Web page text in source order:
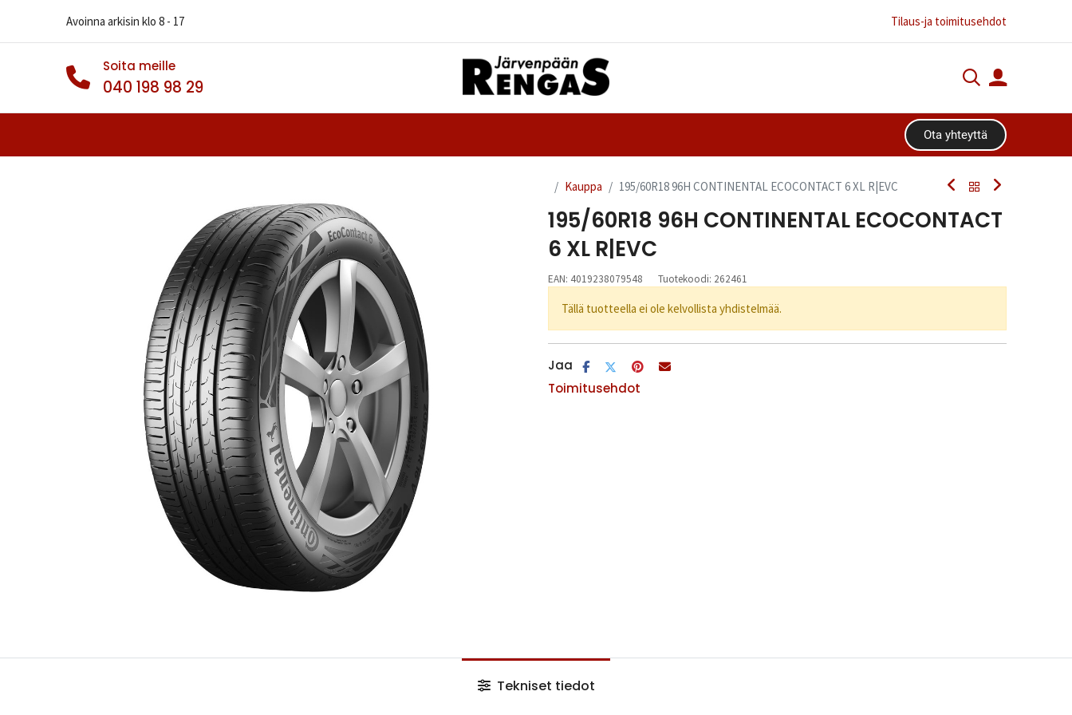
Avoinna arkisin klo 8 - 17 Tilaus-ja toimitusehdot
Soita meille
040 198 98 29
Ota yhteyttä​​​​
Kauppa 195/60R18 96H CONTINENTAL ECOCONTACT 6 XL R|EVC
195/60R18 96H CONTINENTAL ECOCONTACT
6 XL R|EVC
EAN: 4019238079548 Tuotekoodi: 262461
Tällä tuotteella ei ole kelvollista yhdistelmää.
Jaa
Toimitusehdot
Tekniset tiedot